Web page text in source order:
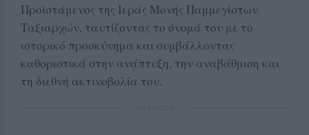
Προϊστάμενος της Ιεράς Μονής Παμμεγίστων
Ταξιαρχών, ταυτίζοντας το όνομά του με το
ιστορικό προσκύνημα και συμβάλλοντας
καθοριστικά στην ανάπτυξη, την αναβάθμιση και
τη διεθνή ακτινοβολία του.